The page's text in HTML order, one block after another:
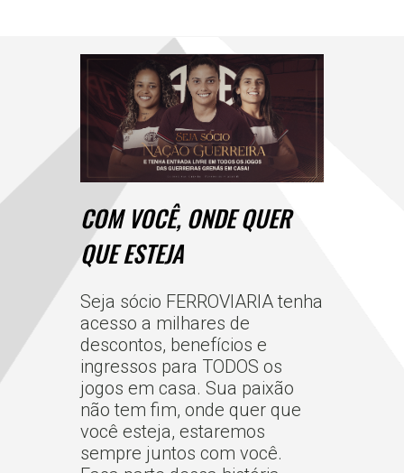
COM VOCÊ, ONDE QUER
QUE ESTEJA
Seja sócio FERROVIARIA tenha
acesso a milhares de
descontos, benefícios e
ingressos para TODOS os
jogos em casa. Sua paixão
não tem fim, onde quer que
você esteja, estaremos
sempre juntos com você.